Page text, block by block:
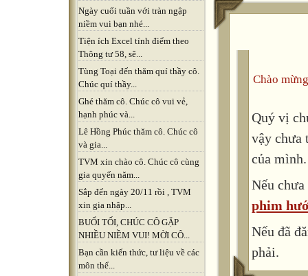
Ngày cuối tuần với tràn ngập
niềm vui bạn nhé...
Tiện ích Excel tính điểm theo
Thông tư 58, sẽ...
Tùng Toại đến thăm quí thầy cô.
Chúc quí thầy...
Ghé thăm cô. Chúc cô vui vẻ,
hạnh phúc và...
Lê Hồng Phúc thăm cô. Chúc cô
và gia...
TVM xin chào cô. Chúc cô cùng
gia quyến năm...
Sắp đến ngày 20/11 rồi , TVM
xin gia nhập...
BUỔI TỐI, CHÚC CÔ GẶP
NHIỀU NIỀM VUI! MỜI CÔ...
Bạn cần kiến thức, tư liệu về các
môn thể...
Chào
Quý vị
vậy chưa
của mình.
Nếu
phim
Nếu đã
phải.